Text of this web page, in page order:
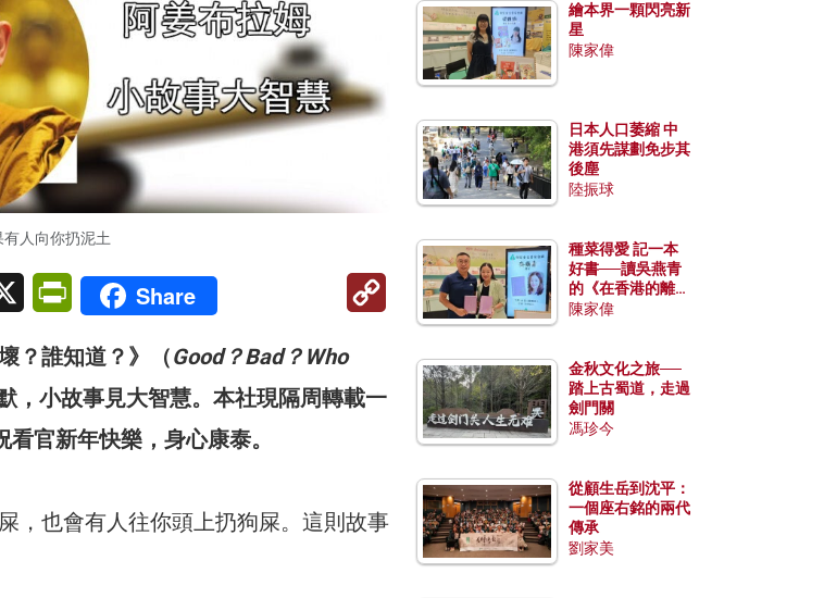
有人向你扔泥土
X PrintFriendly
Share
Copy
？誰知道？》（Good？Bad？Who
，小故事見大智慧。本社現隔周轉載一
官新年快樂，身心康泰。
，也會有人往你頭上扔狗屎。這則故事
繪本界一顆閃亮新
星
陳家偉
日本人口萎縮 中
港須先謀劃免步其
後塵
陸振球
種菜得愛 記一本
好書──讀吳燕青
的《在香港的離島
種菜》
陳家偉
金秋文化之旅──
踏上古蜀道，走過
劍門關
馮珍今
從顧生岳到沈平：
一個座右銘的兩代
傳承
劉家美